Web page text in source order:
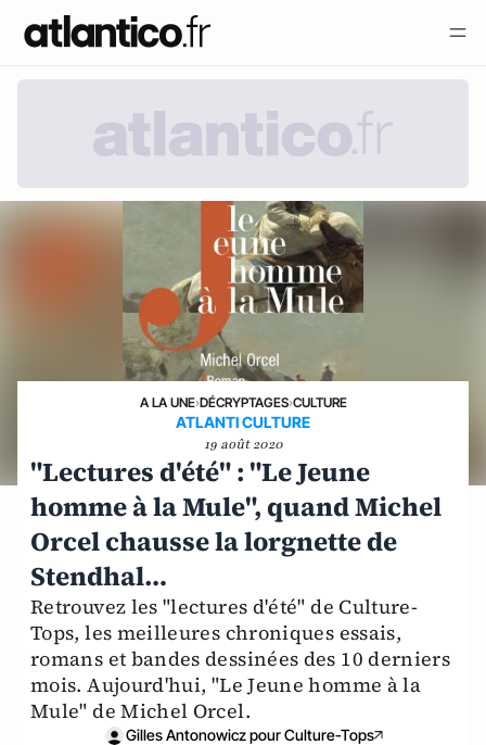
A LA UNE›DÉCRYPTAGES›CULTURE
ATLANTI CULTURE
19 août 2020
"Lectures d'été" : "Le Jeune
homme à la Mule", quand Michel
Orcel chausse la lorgnette de
Stendhal…
Retrouvez les "lectures d'été" de Culture-
Tops, les meilleures chroniques essais,
romans et bandes dessinées des 10 derniers
mois. Aujourd'hui, "Le Jeune homme à la
Mule" de Michel Orcel.
Gilles Antonowicz pour Culture-Tops